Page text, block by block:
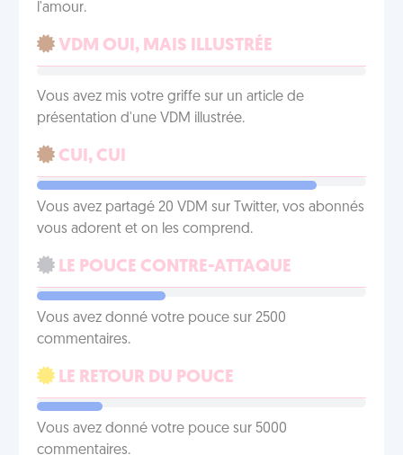
l'amour.
VDM OUI, MAIS ILLUSTRÉE
Vous avez mis votre griffe sur un article de
présentation d'une VDM illustrée.
CUI, CUI
Vous avez partagé 20 VDM sur Twitter, vos abonnés
vous adorent et on les comprend.
LE POUCE CONTRE-ATTAQUE
Vous avez donné votre pouce sur 2500
commentaires.
LE RETOUR DU POUCE
Vous avez donné votre pouce sur 5000
commentaires.